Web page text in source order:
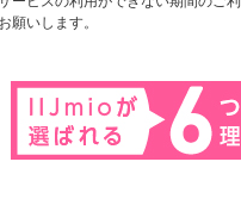
願いします。